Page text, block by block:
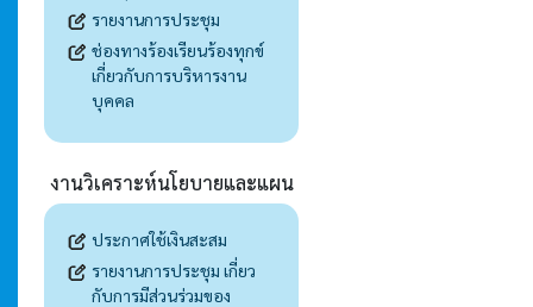
รายงานการประชุม
ช่องทางร้องเรียนร้องทุกข์
เกี่ยวกับการบริหารงาน
บุคคล
งานวิเคราะห์นโยบายและแผน
ประกาศใช้เงินสะสม
รายงานการประชุม เกี่ยว
กับการมีส่วนร่วมของ